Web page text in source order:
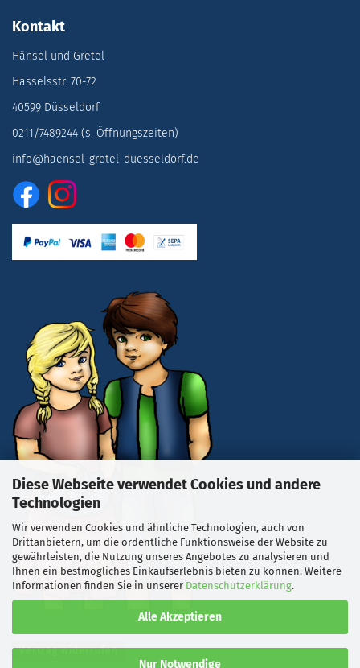
Diese Webseite verwendet Cookies und andere
Technologien
Wir verwenden Cookies und ähnliche Technologien, auch von
Drittanbietern, um die ordentliche Funktionsweise der Website zu
gewährleisten, die Nutzung unseres Angebotes zu analysieren und
Ihnen ein bestmögliches Einkaufserlebnis bieten zu können. Weitere
Informationen finden Sie in unserer Datenschutzerklärung.
Alle Akzeptieren
Nur Notwendige
Kontakt
Hänsel und Gretel
Hasselsstr. 70-72
40599 Düsseldorf
0211/7489244 (s. Öffnungszeiten)
info@haensel-gretel-duesseldorf.de
Vertrag widerrufen